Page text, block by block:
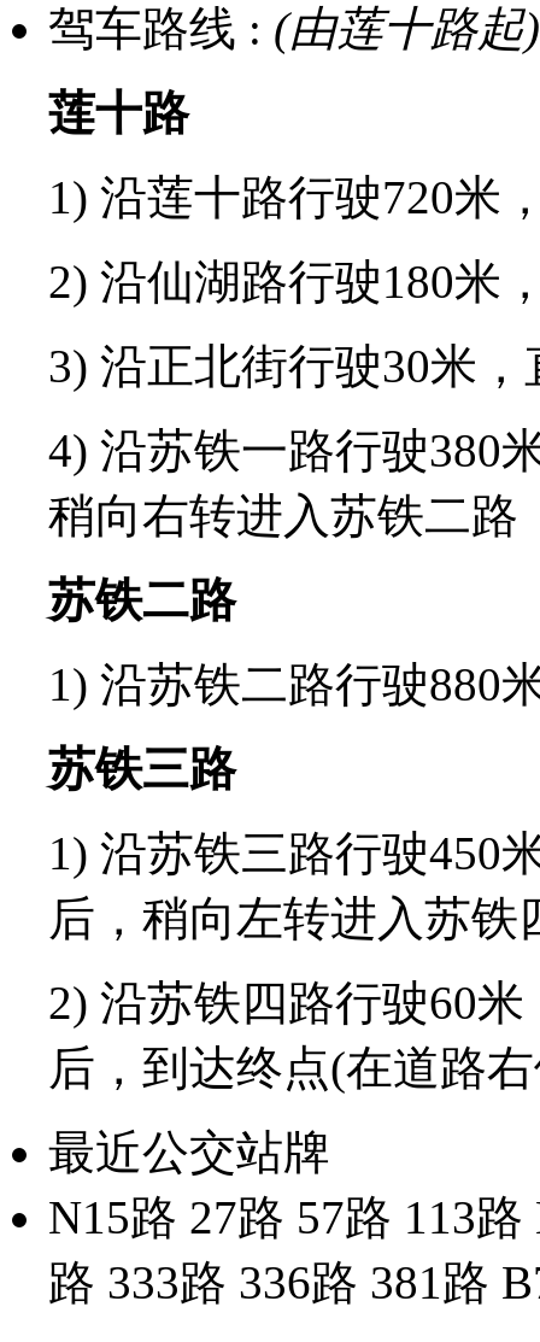
驾车路线 : (由莲十路起)
莲十路
1) 沿莲十路行驶720米
2) 沿仙湖路行驶180米
3) 沿正北街行驶30米
4) 沿苏铁一路行驶380
稍向右转进入苏铁二路
苏铁二路
1) 沿苏铁二路行驶880
苏铁三路
1) 沿苏铁三路行驶450
后，稍向左转进入苏铁
2) 沿苏铁四路行驶60
后，到达终点(在道路
最近公交站牌
N15路 27路 57路 113
路 333路 336路 381路